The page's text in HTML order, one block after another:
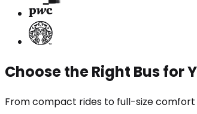
Choose the Right Bus for
From compact rides to full-size comfort